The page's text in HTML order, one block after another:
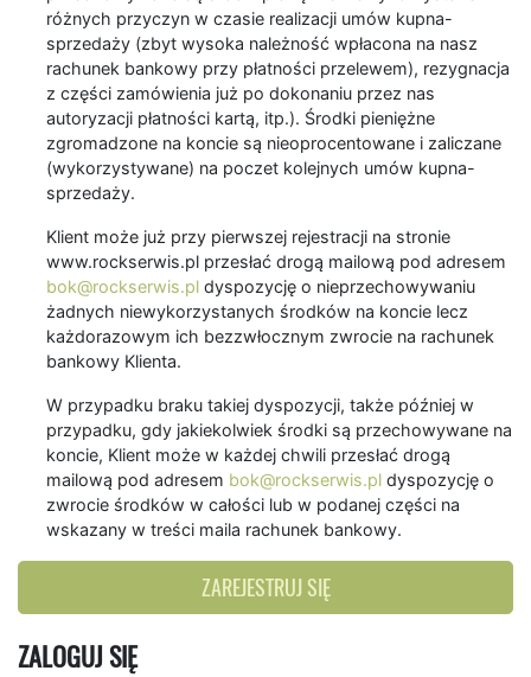
różnych przyczyn w czasie realizacji umów kupna-
sprzedaży (zbyt wysoka należność wpłacona na nasz
rachunek bankowy przy płatności przelewem), rezygnacja
z części zamówienia już po dokonaniu przez nas
autoryzacji płatności kartą, itp.). Środki pieniężne
zgromadzone na koncie są nieoprocentowane i zaliczane
(wykorzystywane) na poczet kolejnych umów kupna-
sprzedaży.
Klient może już przy pierwszej rejestracji na stronie
www.rockserwis.pl przesłać drogą mailową pod adresem
bok@rockserwis.pl dyspozycję o nieprzechowywaniu
żadnych niewykorzystanych środków na koncie lecz
każdorazowym ich bezzwłocznym zwrocie na rachunek
bankowy Klienta.
W przypadku braku takiej dyspozycji, także później w
przypadku, gdy jakiekolwiek środki są przechowywane na
koncie, Klient może w każdej chwili przesłać drogą
mailową pod adresem bok@rockserwis.pl dyspozycję o
zwrocie środków w całości lub w podanej części na
wskazany w treści maila rachunek bankowy.
ZAREJESTRUJ SIĘ
ZALOGUJ SIĘ